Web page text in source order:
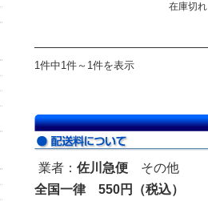
在庫切れ
1件中1件～1件を表示
業者： 佐川急便 その他
全国一律 550円（税込）